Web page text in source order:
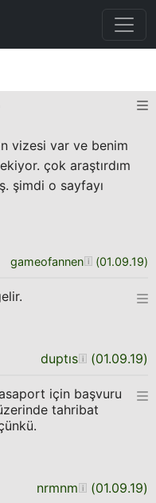
vizesi var ve benim
çok araştırdım
şimdi o sayfayı
gameofannen (01.09.19)
duptıs (01.09.19)
için başvuru
tahribat
nrmnm (01.09.19)